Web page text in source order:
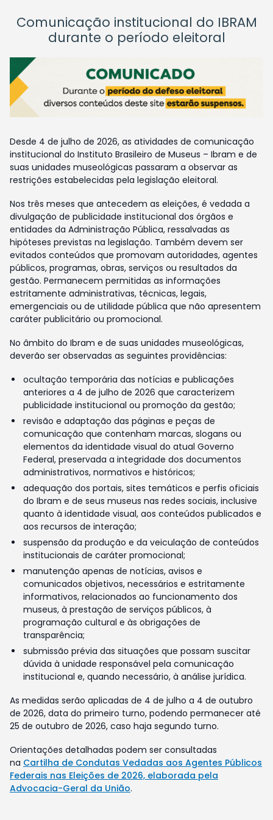
Comunicação institucional do IBRAM
durante o período eleitoral
Desde 4 de julho de 2026, as atividades de comunicação
institucional do Instituto Brasileiro de Museus – Ibram e de
suas unidades museológicas passaram a observar as
restrições estabelecidas pela legislação eleitoral.
Nos três meses que antecedem as eleições, é vedada a
divulgação de publicidade institucional dos órgãos e
entidades da Administração Pública, ressalvadas as
hipóteses previstas na legislação. Também devem ser
evitados conteúdos que promovam autoridades, agentes
públicos, programas, obras, serviços ou resultados da
gestão. Permanecem permitidas as informações
estritamente administrativas, técnicas, legais,
emergenciais ou de utilidade pública que não apresentem
caráter publicitário ou promocional.
No âmbito do Ibram e de suas unidades museológicas,
deverão ser observadas as seguintes providências:
ocultação temporária das notícias e publicações
anteriores a 4 de julho de 2026 que caracterizem
publicidade institucional ou promoção da gestão;
revisão e adaptação das páginas e peças de
comunicação que contenham marcas, slogans ou
elementos da identidade visual do atual Governo
Federal, preservada a integridade dos documentos
administrativos, normativos e históricos;
adequação dos portais, sites temáticos e perfis oficiais
do Ibram e de seus museus nas redes sociais, inclusive
quanto à identidade visual, aos conteúdos publicados e
aos recursos de interação;
suspensão da produção e da veiculação de conteúdos
institucionais de caráter promocional;
manutenção apenas de notícias, avisos e
comunicados objetivos, necessários e estritamente
informativos, relacionados ao funcionamento dos
museus, à prestação de serviços públicos, à
programação cultural e às obrigações de
transparência;
submissão prévia das situações que possam suscitar
dúvida à unidade responsável pela comunicação
institucional e, quando necessário, à análise jurídica.
As medidas serão aplicadas de 4 de julho a 4 de outubro
de 2026, data do primeiro turno, podendo permanecer até
25 de outubro de 2026, caso haja segundo turno.
Orientações detalhadas podem ser consultadas
na Cartilha de Condutas Vedadas aos Agentes Públicos
Federais nas Eleições de 2026, elaborada pela
Advocacia-Geral da União.